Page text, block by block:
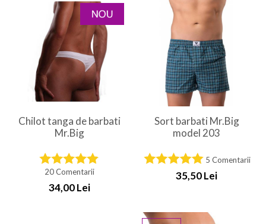
Chilot tanga de barbati
Mr.Big
20 Comentarii
34,00 Lei
Sort barbati Mr.Big
model 203
5 Comentarii
35,50 Lei